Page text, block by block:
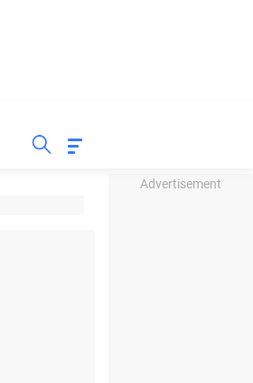
Advertisement
LIRIK